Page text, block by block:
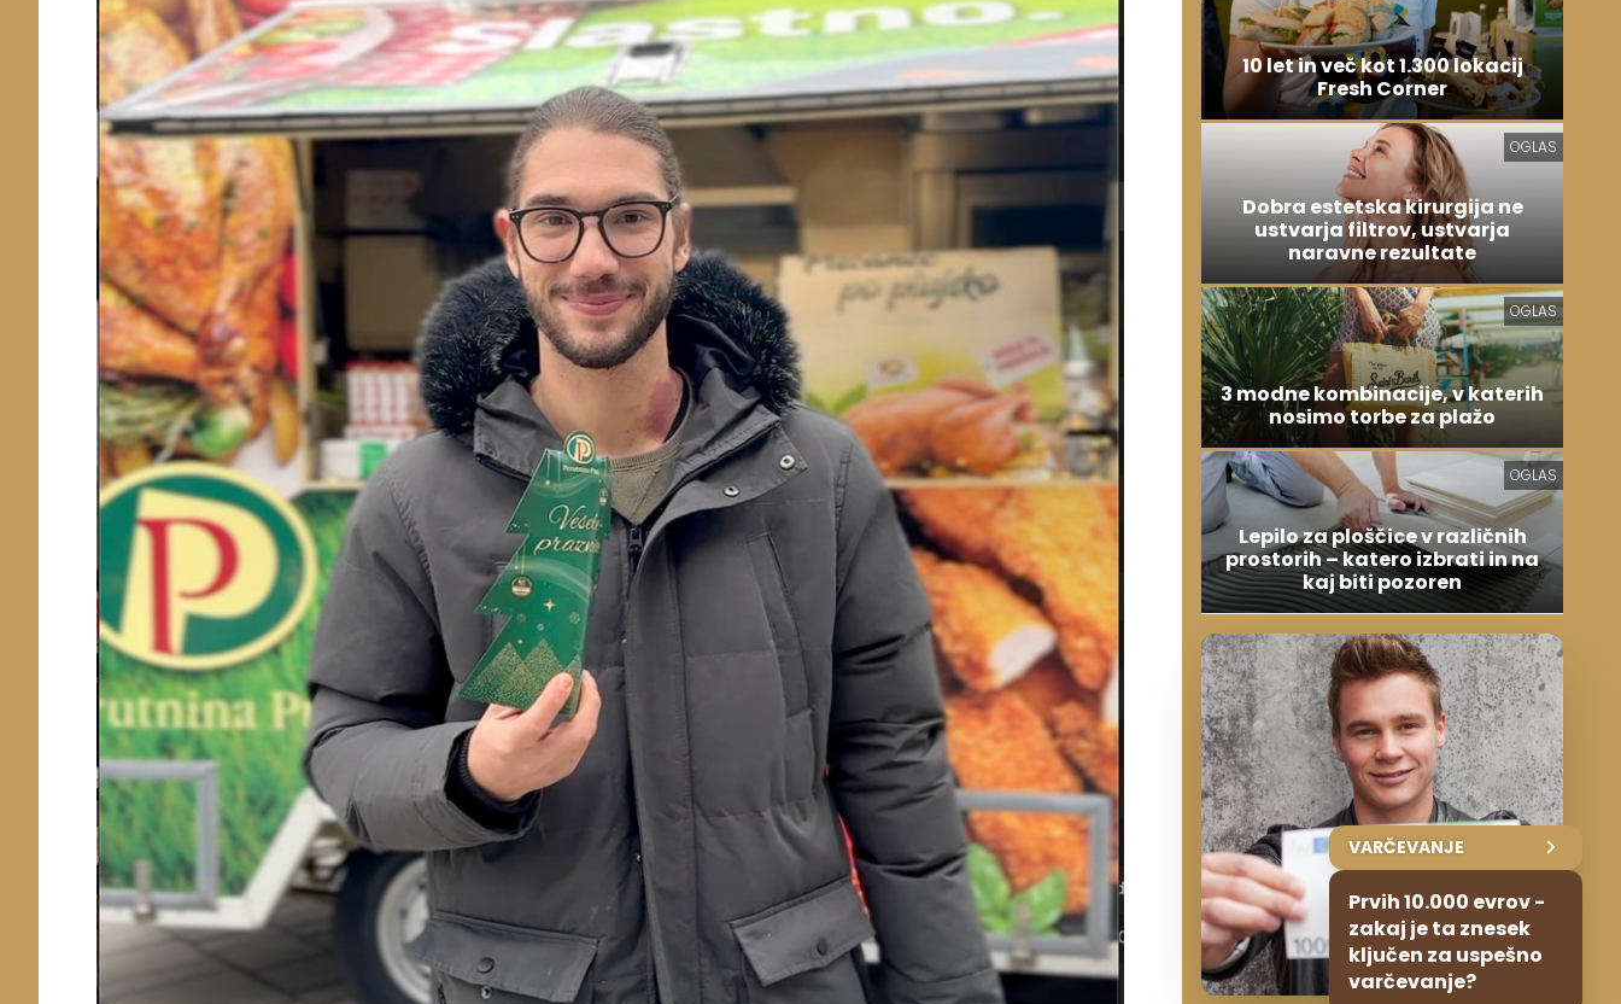
10 let in več kot 1.300 lokacij
Fresh Corner
OGLAS
Dobra estetska kirurgija ne
ustvarja filtrov, ustvarja
naravne rezultate
OGLAS
3 modne kombinacije, v katerih
nosimo torbe za plažo
OGLAS
Lepilo za ploščice v različnih
prostorih – katero izbrati in na
kaj biti pozoren
VARČEVANJE
Prvih 10.000 evrov -
zakaj je ta znesek
ključen za uspešno
varčevanje?